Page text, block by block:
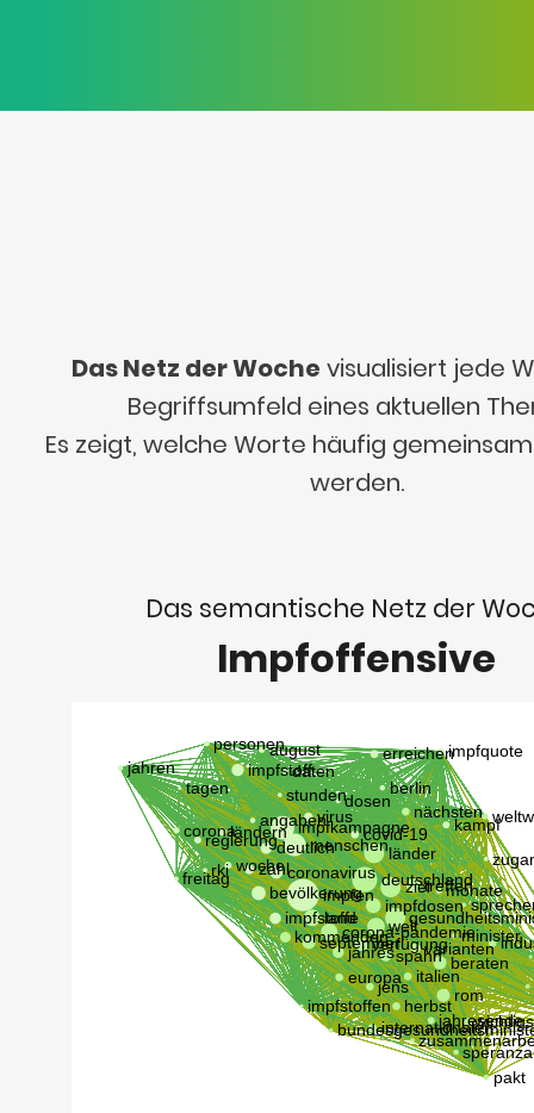
Das Netz der Woche visualisiert jede
Begriffsumfeld eines aktuellen
Es zeigt, welche Worte häufig
werden.
Das semantische Netz der
Impfoffensive